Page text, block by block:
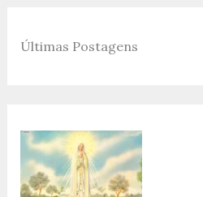
Últimas Postagens